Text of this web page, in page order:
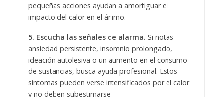
pequeñas acciones ayudan a amortiguar el
impacto del calor en el ánimo.
5. Escucha las señales de alarma. Si notas
ansiedad persistente, insomnio prolongado,
ideación autolesiva o un aumento en el consumo
de sustancias, busca ayuda profesional. Estos
síntomas pueden verse intensificados por el calor
y no deben subestimarse.